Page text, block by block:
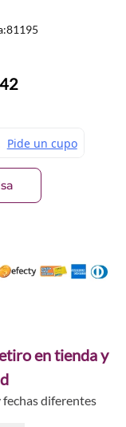
:81195
en tienda y
fechas diferentes